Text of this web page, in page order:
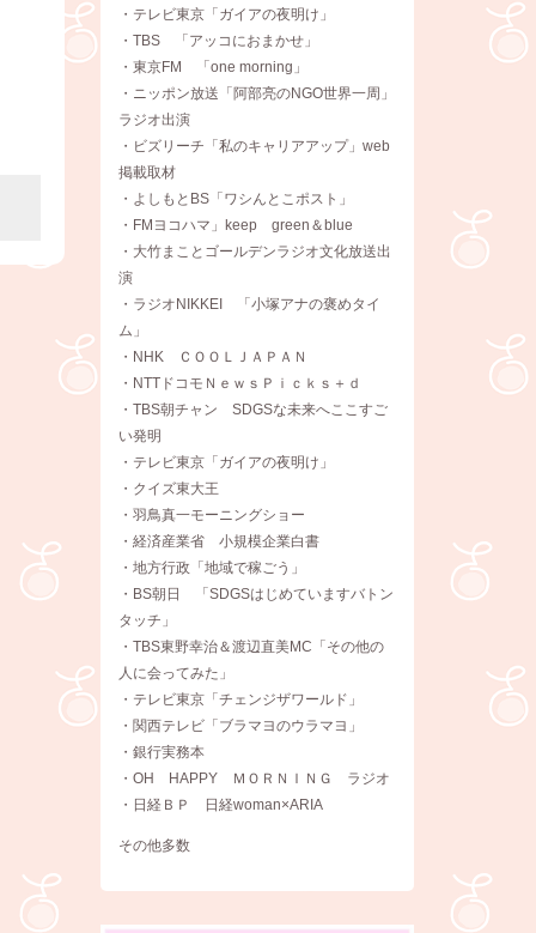
・テレビ東京「ガイアの夜明け」
・TBS 「アッコにおまかせ」
・東京FM 「one morning」
・ニッポン放送「阿部亮のNGO世界一周」
ラジオ出演
・ビズリーチ「私のキャリアアップ」web
掲載取材
・よしもとBS「ワシんとこポスト」
・FMヨコハマ」keep green＆blue
・大竹まことゴールデンラジオ文化放送出
演
・ラジオNIKKEI 「小塚アナの褒めタイ
ム」
・NHK ＣＯＯＬＪＡＰＡＮ
・NTTドコモＮｅｗｓＰｉｃｋｓ＋ｄ
・TBS朝チャン SDGSな未来へここすご
い発明
・テレビ東京「ガイアの夜明け」
・クイズ東大王
・羽鳥真一モーニングショー
・経済産業省 小規模企業白書
・地方行政「地域で稼ごう」
・BS朝日 「SDGSはじめていますバトン
タッチ」
・TBS東野幸治＆渡辺直美MC「その他の
人に会ってみた」
・テレビ東京「チェンジザワールド」
・関西テレビ「ブラマヨのウラマヨ」
・銀行実務本
・OH HAPPY ＭＯＲＮＩＮＧ ラジオ
・日経ＢＰ 日経woman×ARIA
その他多数